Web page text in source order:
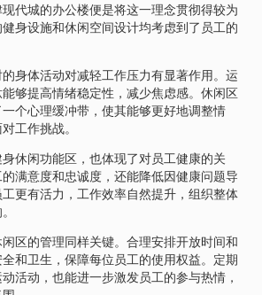
代城的办公楼便是将这一理念贯彻得较为
身设施和休闲空间设计均考虑到了员工的
身体活动对减轻工作压力有显著作用。运
够提高情绪稳定性，减少焦虑感。休闲区
个心理缓冲带，使其能够更好地调整情
工作挑战。
休闲功能区，也体现了对员工健康的关
满意度和忠诚度，还能降低因健康问题导
更有活力，工作效率自然提升，组织整体
区的管理同样关键。合理安排开放时间和
和卫生，保障每位员工的使用权益。定期
活动，也能进一步激发员工的参与热情，